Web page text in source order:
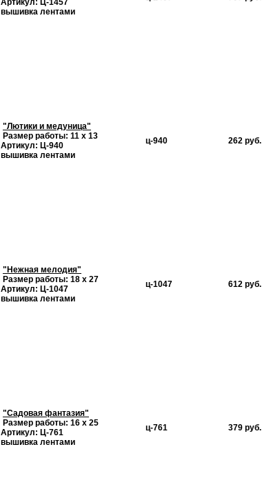
Артикул: Ц-1457
вышивка лентами
"Лютики и медуница"
Размер работы: 11 х 13
Артикул: Ц-940
вышивка лентами
ц-940 262 руб.
"Нежная мелодия"
Размер работы: 18 х 27
Артикул: Ц-1047
вышивка лентами
ц-1047 612 руб.
"Садовая фантазия"
Размер работы: 16 х 25
Артикул: Ц-761
вышивка лентами
ц-761 379 руб.